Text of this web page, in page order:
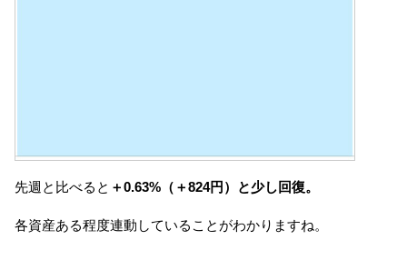
先週と比べると ＋0.63%（＋824円）と少し回復。
各資産ある程度連動していることがわかりますね。